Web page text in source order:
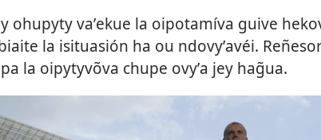
ohupyty vaʼekue la oipotamíva guive
la isituasión ha ou ndovyʼavéi.
la oipytyvõva chupe ovyʼa jey hag̃ua.